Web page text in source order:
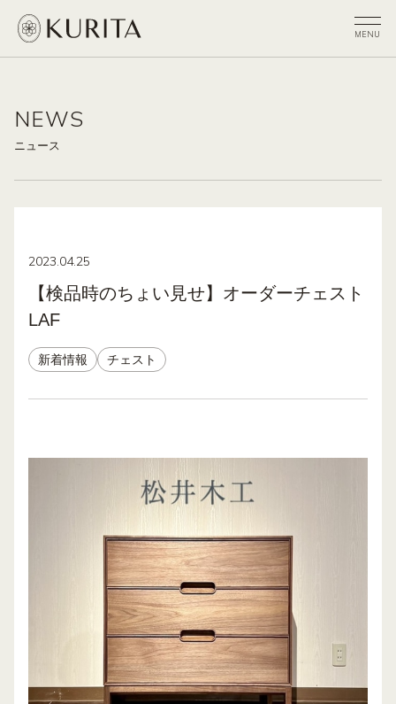
NEWS
ニュース
2023.04.25
【検品時のちょい見せ】オーダーチェスト
LAF
新着情報 チェスト